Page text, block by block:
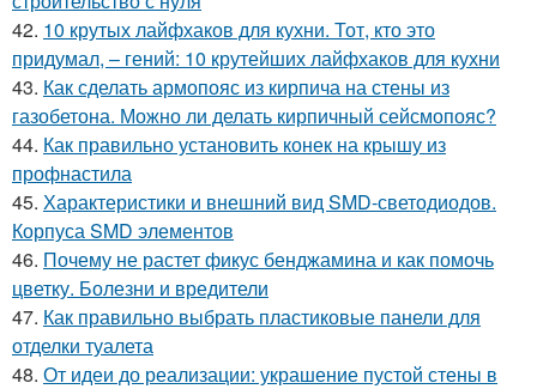
42. 10 крутых лайфхаков для кухни. Тот, кто это
придумал, – гений: 10 крутейших лайфхаков для кухни
43. Как сделать армопояс из кирпича на стены из
газобетона. Можно ли делать кирпичный сейсмопояс?
44. Как правильно установить конек на крышу из
профнастила
45. Характеристики и внешний вид SMD-светодиодов.
Корпуса SMD элементов
46. Почему не растет фикус бенджамина и как помочь
цветку. Болезни и вредители
47. Как правильно выбрать пластиковые панели для
отделки туалета
48. От идеи до реализации: украшение пустой стены в